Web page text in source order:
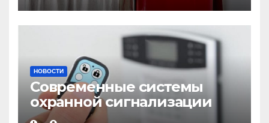
НОВОСТИ
Современные системы
охранной сигнализации